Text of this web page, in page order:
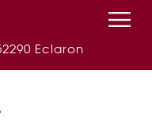
Eclaron